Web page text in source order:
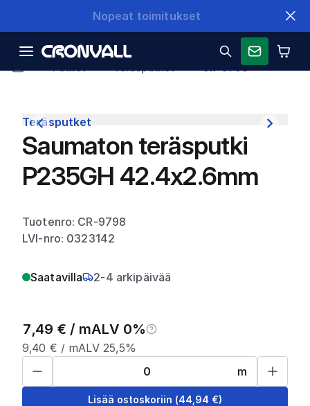
Nopeat toimitukset
CR-9798
Teräsputket
Saumaton teräsputki
P235GH 42.4x2.6mm
Tuotenro: CR-9798
LVI-nro: 0323142
Saatavilla 2-4 arkipäivää
7,49 € / mALV 0%
9,40 € / mALV 25,5%
m
Lisää ostoskoriin (44,94 €)